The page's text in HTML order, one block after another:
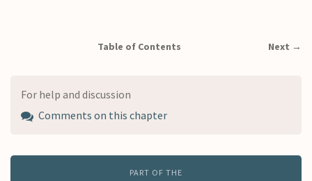
Table of Contents Next →
For help and discussion
Comments on this chapter
PART OF THE